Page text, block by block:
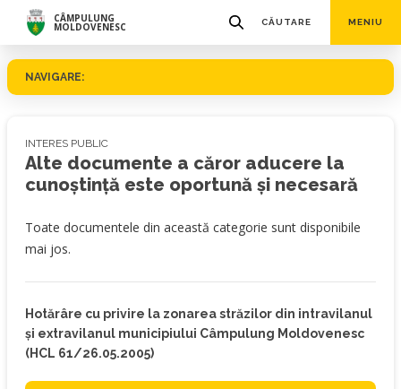
CÂMPULUNG
MOLDOVENESC CĂUTARE MENIU
NAVIGARE:
INTERES PUBLIC
Alte documente a căror aducere la
cunoştinţă este oportună şi necesară
Toate documentele din această categorie sunt disponibile
mai jos.
Hotărâre cu privire la zonarea străzilor din intravilanul
și extravilanul municipiului Câmpulung Moldovenesc
(HCL 61/26.05.2005)